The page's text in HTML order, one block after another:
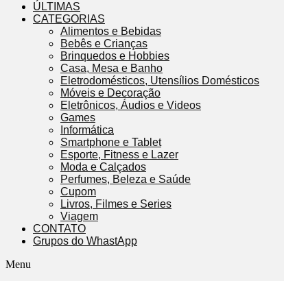
ÚLTIMAS
CATEGORIAS
Alimentos e Bebidas
Bebês e Crianças
Brinquedos e Hobbies
Casa, Mesa e Banho
Eletrodomésticos, Utensílios Domésticos
Móveis e Decoração
Eletrônicos, Áudios e Videos
Games
Informática
Smartphone e Tablet
Esporte, Fitness e Lazer
Moda e Calçados
Perfumes, Beleza e Saúde
Cupom
Livros, Filmes e Series
Viagem
CONTATO
Grupos do WhastApp
Menu